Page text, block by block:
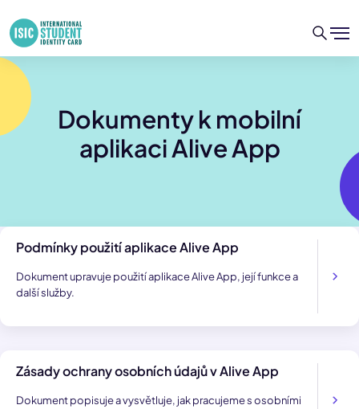
Dokumenty k mobilní
aplikaci Alive App
Podmínky použití aplikace Alive App
Dokument upravuje použití aplikace Alive App, její funkce a
další služby.
Zásady ochrany osobních údajů v Alive App
Dokument popisuje a vysvětluje, jak pracujeme s osobními